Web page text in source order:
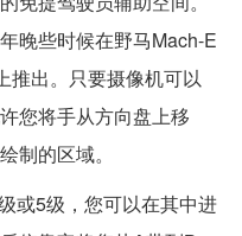
晚些时候在野马Mach-E
推出。只要摄像机可以
您将手从方向盘上移
制的区域。
或5级，您可以在其中进